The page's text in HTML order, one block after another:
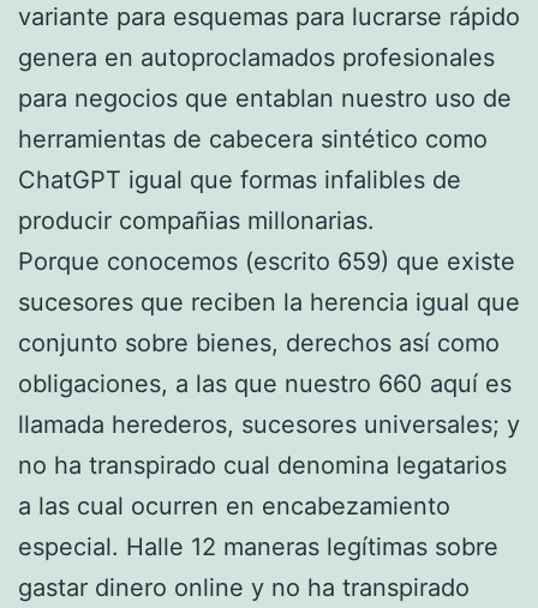
variante para esquemas para lucrarse rápido
genera en autoproclamados profesionales
para negocios que entablan nuestro uso de
herramientas de cabecera sintético como
ChatGPT igual que formas infalibles de
producir compañias millonarias.
Porque conocemos (escrito 659) que existe
sucesores que reciben la herencia igual que
conjunto sobre bienes, derechos así­ como
obligaciones, a las que nuestro 660 aquí­ es
llamada herederos, sucesores universales; y
no ha transpirado cual denomina legatarios
a las cual ocurren en encabezamiento
especial. Halle 12 maneras legítimas sobre
gastar dinero online y no ha transpirado